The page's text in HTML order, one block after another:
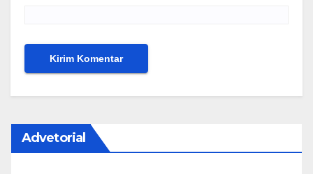
Advetorial